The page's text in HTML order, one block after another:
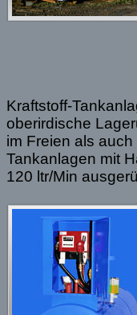
Kraftstoff-
oberirdische
im Freien als
Tankanlagen mit
120 ltr/Min